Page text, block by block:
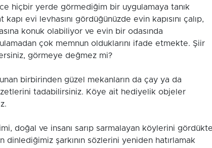
hiçbir yerde görmediğim bir uygulamaya tanık
evi levhasını gördüğünüzde evin kapısını çalıp,
konuk olabiliyor ve evin bir odasında
çok memnun olduklarını ifade etmekte. Şiir
görmeye değmez mi?
birbirinden güzel mekanların da çay ya da
tadabilirsiniz. Köye ait hediyelik objeler
doğal ve insanı sarıp sarmalayan köylerini
dinlediğimiz şarkının sözlerini yeniden hatırlamak